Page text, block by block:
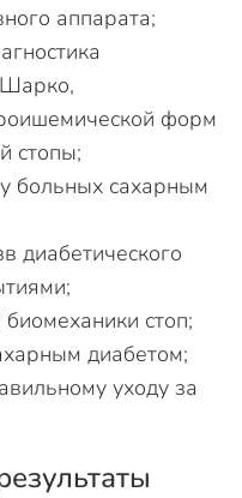
аппарата;
Шарко,
форм
стопы;
больных сахарным
диабетического
стоп;
диабетом;
уходу за